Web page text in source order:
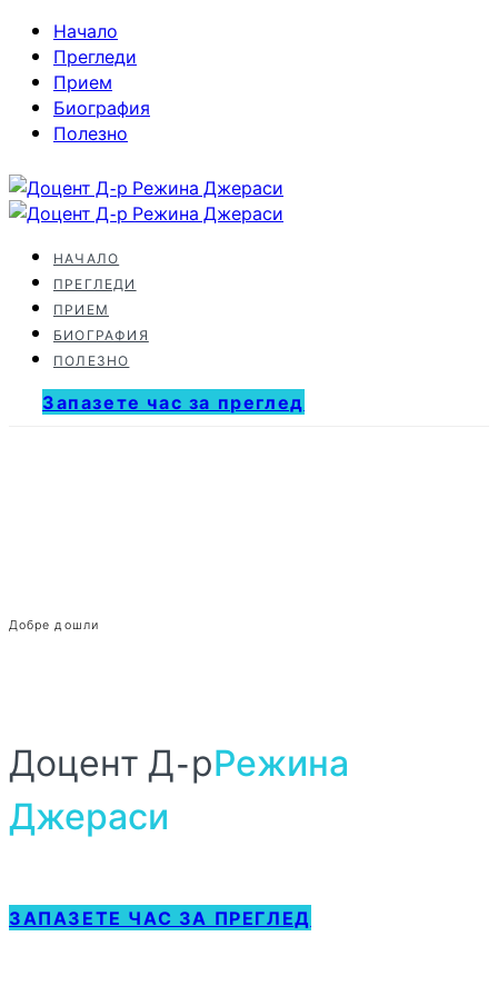
Начало
Прегледи
Прием
Биография
Полезно
НАЧАЛО
ПРЕГЛЕДИ
ПРИЕМ
БИОГРАФИЯ
ПОЛЕЗНО
Запазете час за преглед
Добре дошли
Доцент Д-рРежина
Джераси
ЗАПАЗЕТЕ ЧАС ЗА ПРЕГЛЕД